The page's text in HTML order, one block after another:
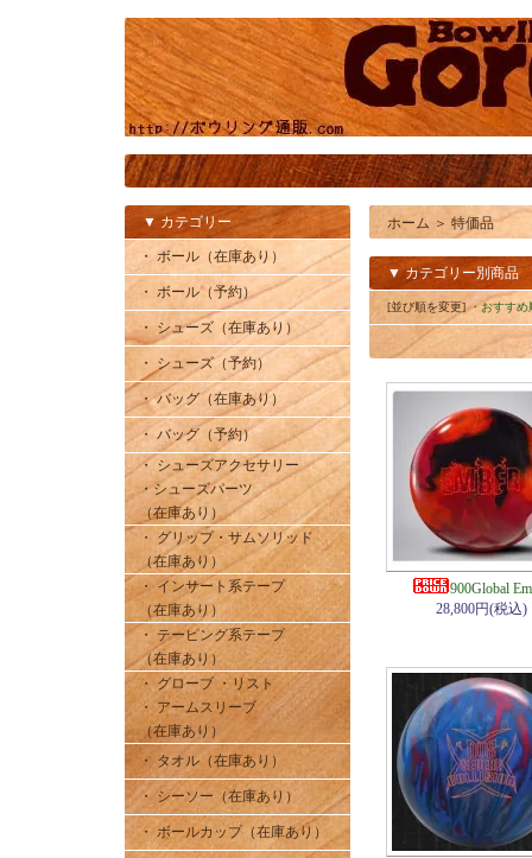
▼ カテゴリー
・ ボール（在庫あり）
・ ボール（予約）
・ シューズ（在庫あり）
・ シューズ（予約）
・ バッグ（在庫あり）
・ バッグ（予約）
・ シューズアクセサリー
・シューズパーツ
（在庫あり）
・ グリップ・サムソリッド
（在庫あり）
・ インサート系テープ
（在庫あり）
・ テーピング系テープ
（在庫あり）
・ グローブ ・リスト
・ アームスリーブ
（在庫あり）
・ タオル（在庫あり）
・ シーソー（在庫あり）
・ ボールカップ（在庫あり）
ホーム ＞ 特価品
▼ カテゴリー別商品
[並び順を変更]・おすすめ
900Global
28,800円(税込)